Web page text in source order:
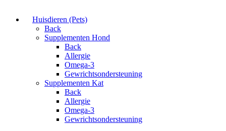
Huisdieren (Pets)
Back
Supplementen Hond
Back
Allergie
Omega-3
Gewrichtsondersteuning
Supplementen Kat
Back
Allergie
Omega-3
Gewrichtsondersteuning